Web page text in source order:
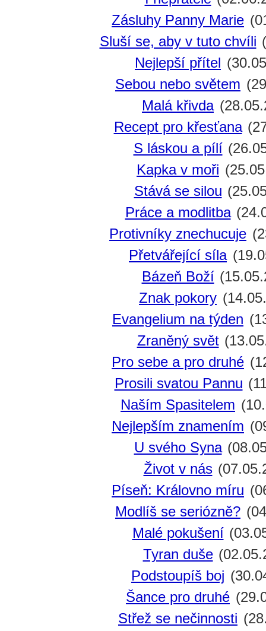
Zásluhy Panny Marie
Sluší se, aby v tuto chvíli
Nejlepší přítel
Sebou nebo světem
Malá křivda
Recept pro křesťana
S láskou a pílí
Kapka v moři
Stává se silou
Práce a modlitba
Protivníky znechucuje
Přetvářející síla
Bázeň Boží
Znak pokory
Evangelium na týden
Zraněný svět
Pro sebe a pro druhé
Prosili svatou Pannu
Naším Spasitelem
Nejlepším znamením
U svého Syna
Život v nás
Píseň: Královno míru
Modlíš se seriózně?
Malé pokušení
Tyran duše
Podstoupíš boj
Šance pro druhé
Střež se nečinnosti